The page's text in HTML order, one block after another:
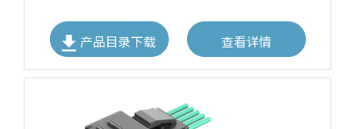
产品目录下载 查看详情